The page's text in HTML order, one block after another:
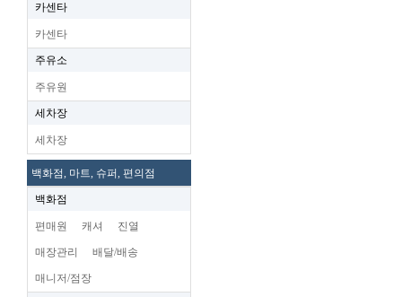
카센타
카센타
주유소
주유원
세차장
세차장
백화점, 마트, 슈퍼, 편의점
백화점
편매원 캐셔 진열
매장관리 배달/배송
매니저/점장